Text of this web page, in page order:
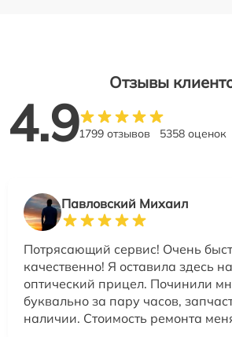
Отзывы
4.91799 отзывов 5358 оценок
Павловский Михаил
Потрясающий сервис! Очень
качественно! Я оставила здесь
оптический прицел. Починили
буквально за пару часов,
наличии. Стоимость ремонта